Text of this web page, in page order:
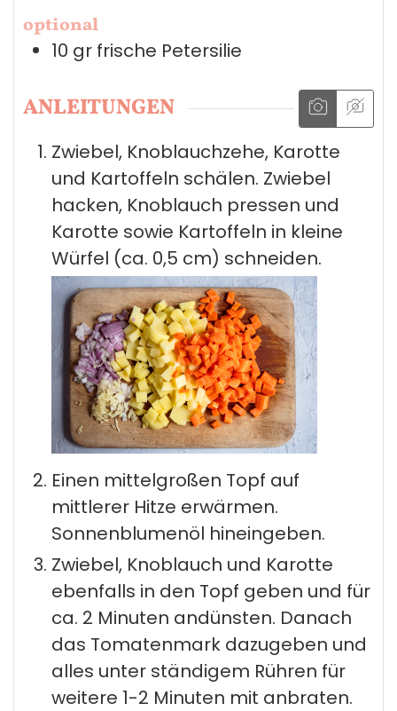
optional
10 gr frische Petersilie
ANLEITUNGEN
Zwiebel, Knoblauchzehe, Karotte
und Kartoffeln schälen. Zwiebel
hacken, Knoblauch pressen und
Karotte sowie Kartoffeln in kleine
Würfel (ca. 0,5 cm) schneiden.
Einen mittelgroßen Topf auf
mittlerer Hitze erwärmen.
Sonnenblumenöl hineingeben.
Zwiebel, Knoblauch und Karotte
ebenfalls in den Topf geben und für
ca. 2 Minuten andünsten. Danach
das Tomatenmark dazugeben und
alles unter ständigem Rühren für
weitere 1-2 Minuten mit anbraten.